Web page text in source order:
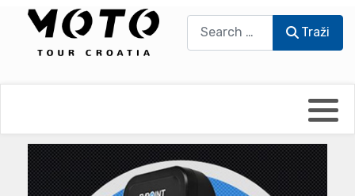
Traži
UmPaDrum
Damir Žerić - ELPASSO